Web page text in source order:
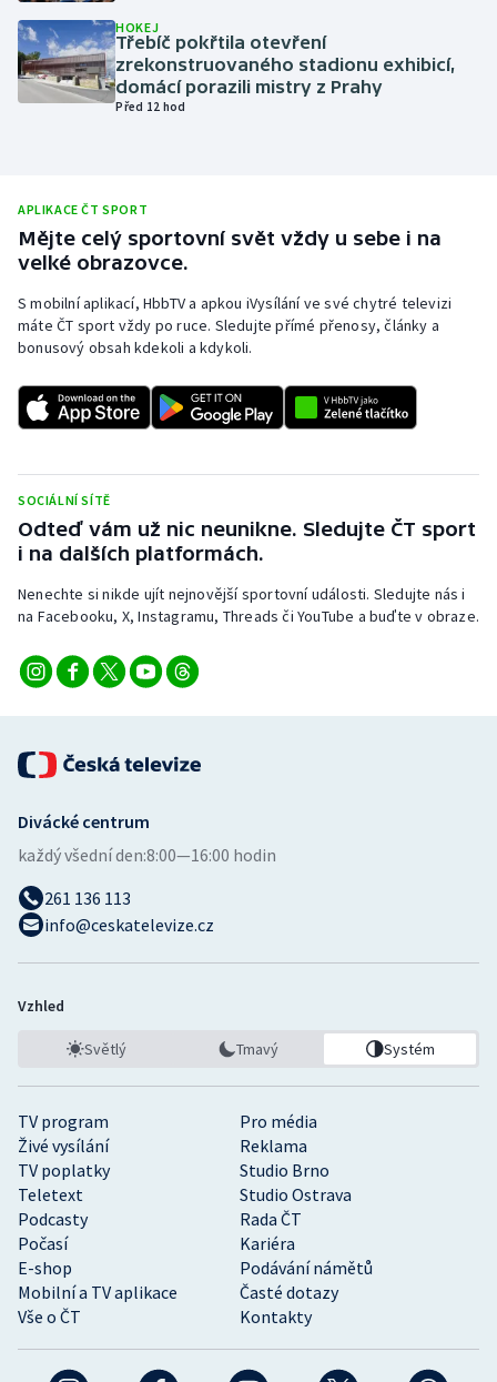
Plavání
Plážový volejbal
Rychlostní kanoistika
Short track
Sportovní střelba
Stolní tenis
Veslování
Vodní slalom
Volejbal
Ostatní
HOKEJ
Třebíč pokřtila otevření
zrekonstruovaného stadionu exhibicí,
domácí porazili mistry z Prahy
Před 12 hod
APLIKACE ČT SPORT
Mějte celý sportovní svět vždy u sebe i na
velké obrazovce.
S mobilní aplikací, HbbTV a apkou iVysílání ve své chytré televizi
máte ČT sport vždy po ruce. Sledujte přímé přenosy, články a
bonusový obsah kdekoli a kdykoli.
SOCIÁLNÍ SÍTĚ
Odteď vám už nic neunikne. Sledujte ČT sport
i na dalších platformách.
Nenechte si nikde ujít nejnovější sportovní události. Sledujte nás i
na Facebooku, X, Instagramu, Threads či YouTube a buďte v obraze.
TV program
Pro média
Živé vysílání
Reklama
TV poplatky
Studio Brno
Teletext
Studio Ostrava
Podcasty
Rada ČT
Počasí
Kariéra
E-shop
Podávání námětů
Mobilní a TV aplikace
Časté dotazy
Vše o ČT
Kontakty
Divácké centrum
každý všední den:8:00—16:00 hodin
261 136 113
info@ceskatelevize.cz
Vzhled
Světlý Tmavý Systém